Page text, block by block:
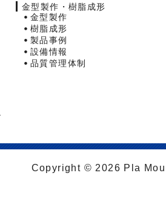
金型製作・樹脂成形
金型製作
樹脂成形
製品事例
設備情報
品質管理体制
Copyright © 2026 Pla